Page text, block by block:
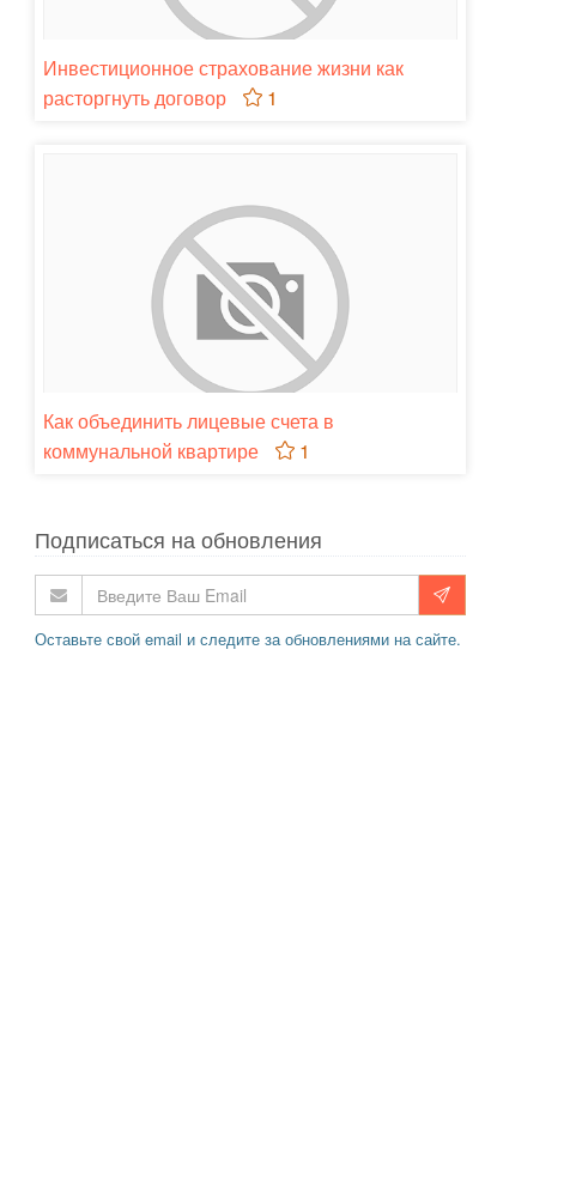
Инвестиционное страхование жизни как
расторгнуть договор
1
Как объединить лицевые счета в
коммунальной квартире
1
Подписаться на обновления
Оставьте свой email и следите за обновлениями на сайте.